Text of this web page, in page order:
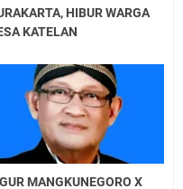
HIBUR WARGA
KATELAN
MANGKUNEGORO X